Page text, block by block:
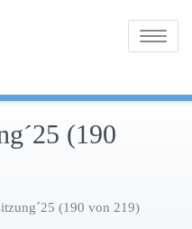
Toggle
(190
(190 von 219)